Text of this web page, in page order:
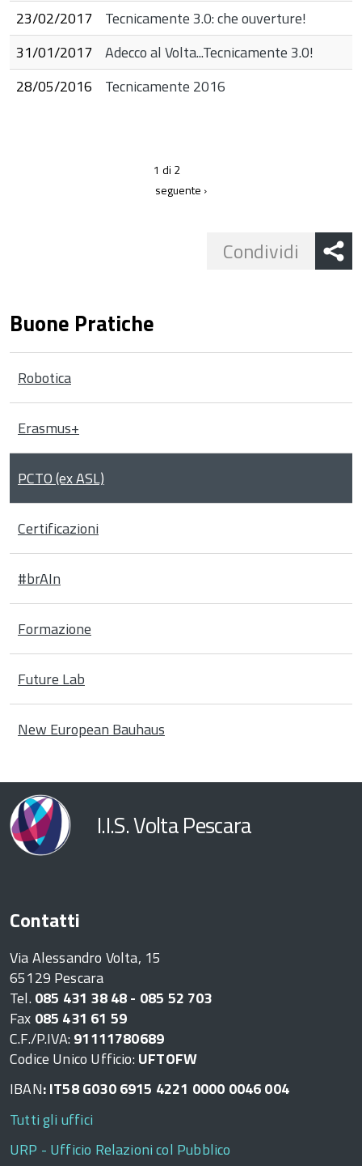
23/02/2017
Tecnicamente 3.0: che ouverture!
31/01/2017 Adecco al Volta...Tecnicamente 3.0!
28/05/2016
Tecnicamente 2016
1 di 2
seguente ›
Condividi
Buone Pratiche
Robotica
Erasmus+
PCTO (ex ASL)
Certificazioni
#brAIn
Formazione
Future Lab
New European Bauhaus
I.I.S. Volta Pescara
Contatti
Via Alessandro Volta, 15
65129 Pescara
Tel. 085 431 38 48 - 085 52 703
Fax 085 431 61 59
C.F./P.IVA: 91111780689
Codice Unico Ufficio: UFTOFW
IBAN: IT58 G030 6915 4221 0000 0046 004
Tutti gli uffici
URP - Ufficio Relazioni col Pubblico